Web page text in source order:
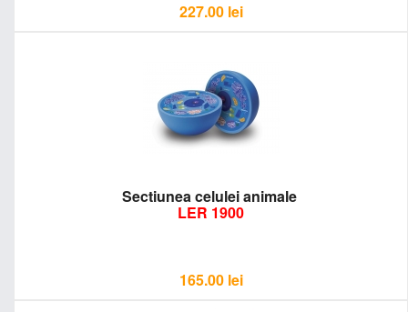
227.00 lei
Sectiunea celulei animale
LER 1900
165.00 lei